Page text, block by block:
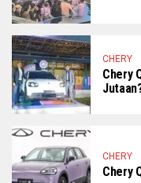
CHERY
Chery
CHERY
Chery